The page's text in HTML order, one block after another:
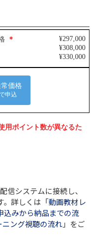
信システムに接続し、
。詳しくは「動画教材レ
込みから納品までの流
ング視聴の流れ」をご